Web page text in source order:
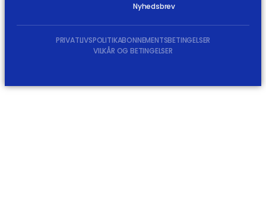
Nyhedsbrev
PRIVATLIVSPOLITIKABONNEMENTSBETINGELSER
VILKÅR OG BETINGELSER